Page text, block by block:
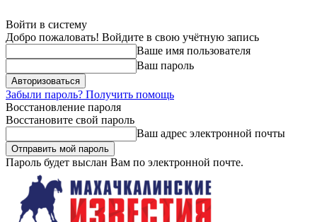
Войти в систему
Добро пожаловать! Войдите в свою учётную запись
Ваше имя пользователя
Ваш пароль
Забыли пароль? Получить помощь
Восстановление пароля
Восстановите свой пароль
Ваш адрес электронной почты
Пароль будет выслан Вам по электронной почте.